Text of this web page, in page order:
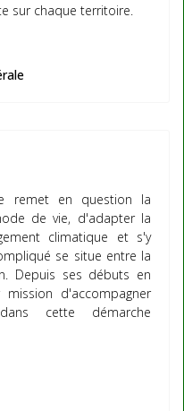
sur chaque territoire.
remet en question la
de vie, d'adapter la
climatique et s'y
se situe entre la
Depuis ses débuts en
d'accompagner
cette démarche